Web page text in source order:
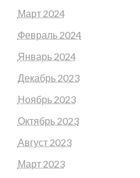
Март 2024
Февраль 2024
Январь 2024
Декабрь 2023
Ноябрь 2023
Октябрь 2023
Август 2023
Март 2023